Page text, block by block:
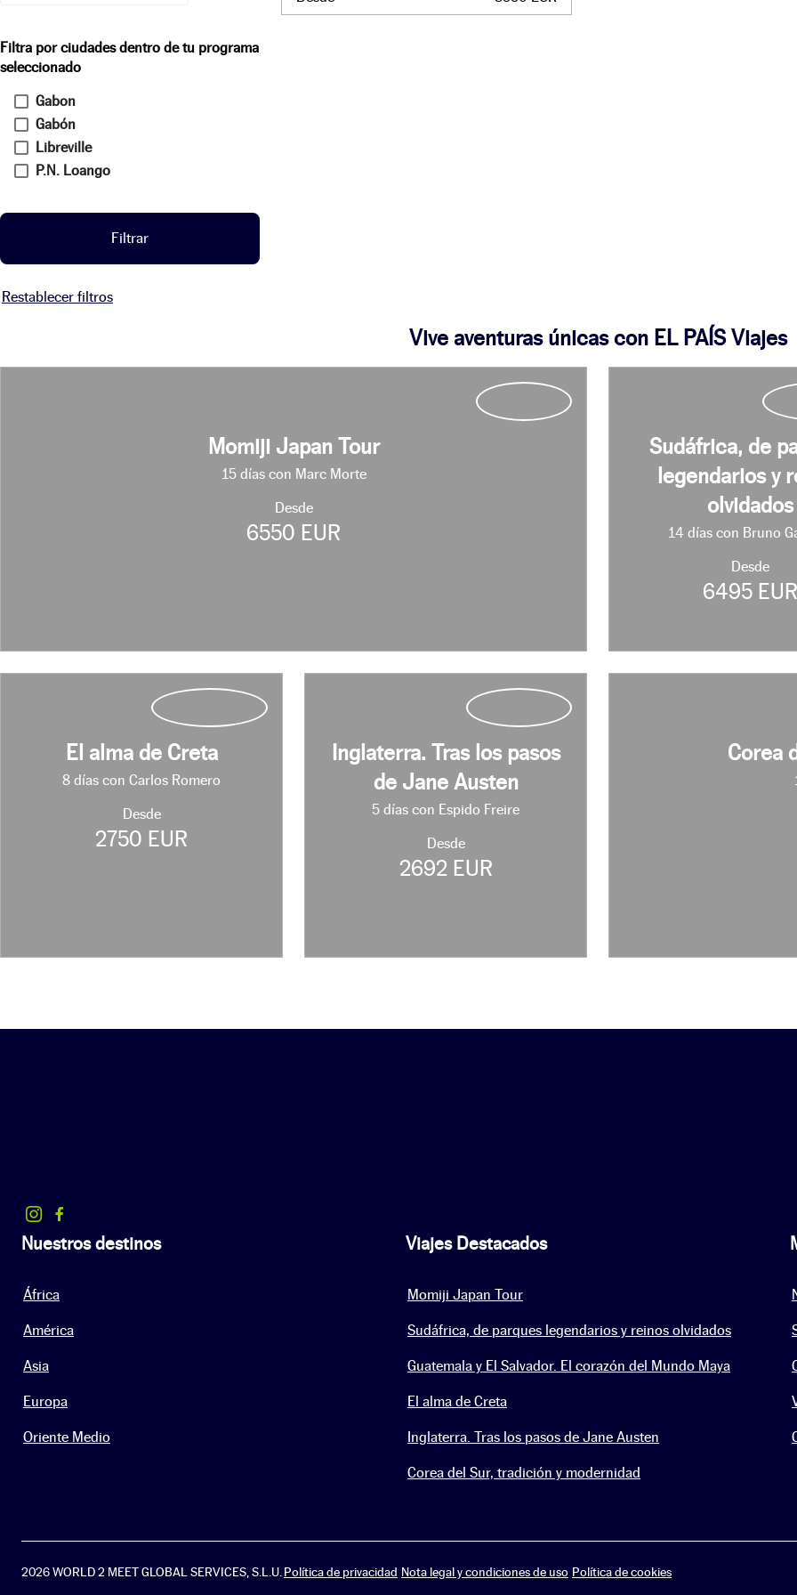
Filtra por ciudades dentro de tu programa
seleccionado
Gabon
Gabón
Libreville
P.N. Loango
Filtrar
Restablecer filtros
Vive aventuras únicas con EL PAÍS Viajes
Momiji Japan Tour
15 días con Marc Morte
Desde
6550 EUR
Sudáfrica, de
legendarios y
olvidados
14 días con Bruno
Desde
6495 EUR
El alma de Creta
8 días con Carlos Romero
Desde
2750 EUR
Inglaterra. Tras los pasos
de Jane Austen
5 días con Espido Freire
Desde
2692 EUR
Corea
Nuestros destinos
África
América
Asia
Europa
Oriente Medio
Viajes Destacados
Momiji Japan Tour
Sudáfrica, de parques legendarios y reinos olvidados
Guatemala y El Salvador. El corazón del Mundo Maya
El alma de Creta
Inglaterra. Tras los pasos de Jane Austen
Corea del Sur, tradición y modernidad
2026 WORLD 2 MEET GLOBAL SERVICES, S.L.U. Política de privacidad Nota legal y condiciones de uso Política de cookies